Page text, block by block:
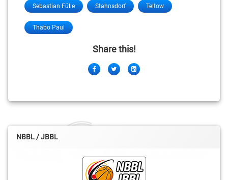
Sebastian Fülle Stahnsdorf Teltow
Thabo Paul
Share this!
FacebookTwitterLinkedIn
NBBL / JBBL